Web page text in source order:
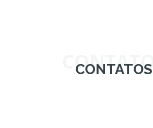
CONTATOS
CONTATOS